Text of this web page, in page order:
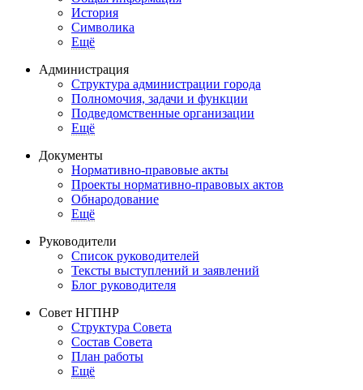
История
Символика
Ещё
Администрация
Структура администрации города
Полномочия, задачи и функции
Подведомственные организации
Ещё
Документы
Нормативно-правовые акты
Проекты нормативно-правовых актов
Обнародование
Ещё
Руководители
Список руководителей
Тексты выступлений и заявлений
Блог руководителя
Совет НГПНР
Структура Совета
Состав Совета
План работы
Ещё